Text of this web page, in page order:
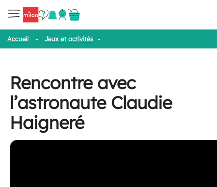
Accueil - Jeux et activités -
Rencontre avec
l’astronaute Claudie
Haigneré